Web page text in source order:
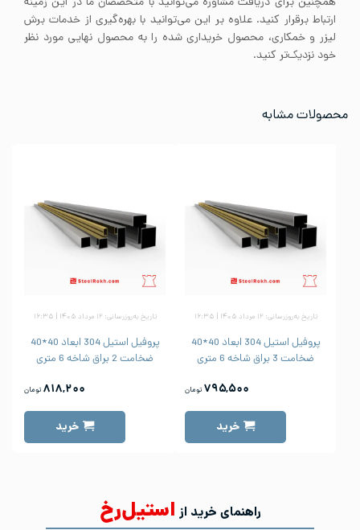
ارتباط برقرار کنید. علاوه بر این می‌توانید با بهره‌گیری از خدمات برش
لیزر و خمکاری، محصول خریداری شده را به محصول نهایی مورد نظر
خود نزدیک‌تر کنید.
محصولات مشابه
تاریخ به‌روزرسانی: ۱۲ مرداد ۱۴۰۵ | ۱۶:۳۵
پروفیل استیل 304 ابعاد 40*40
ضخامت 3 براق شاخه 6 متری
۷۹۵,۵۰۰ تومان
خرید
تاریخ به‌روزرسانی: ۱۲ مرداد ۱۴۰۵ | ۱۶:۳۵
پروفیل استیل 304 ابعاد 40*40
ضخامت 2 براق شاخه 6 متری
۸۱۸,۲۰۰ تومان
خرید
راهنمای خرید از استیل‌رخ